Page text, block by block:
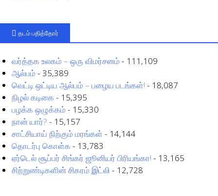
தடம் பதித்தோர்
வர்த்தக உலகம் – ஒரு விமர்சனம் - 111,109
ஆல்பம் - 35,389
வெட்டி ஒட்டிய ஆல்பம் – பழைய படங்கள்! - 18,087
நிழல் கடிகை - 15,395
பழக்க ஒழுக்கம் - 15,330
நான் யார்? - 15,157
சாட்சியாய் நிற்கும் மரங்கள் - 14,144
தொடர்பு கொள்க - 13,783
ஏர்டெல் சூப்பர் சிங்கர் ஜூனியர் பிரியங்கா! - 13,165
சிற்றுண்டிகளின் சிகரம் இட்லி - 12,728